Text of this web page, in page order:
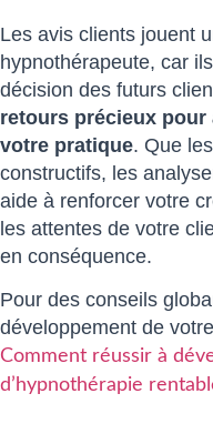
Les avis clients jouent
hypnothérapeute, car
décision des futurs
retours précieux
votre pratique. Que
constructifs, les
aide à renforcer votre
les attentes de votre
en conséquence.
Pour des conseils
développement de
Comment réussir à
d’hypnothérapie